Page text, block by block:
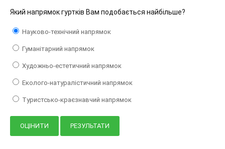
Який напрямок гуртків Вам подобається найбільше?
Науково-технічний напрямок
Гуманітарний напрямок
Художньо-естетичний напрямок
Еколого-натуралістичний напрямок
Туристсько-краєзнавчий напрямок